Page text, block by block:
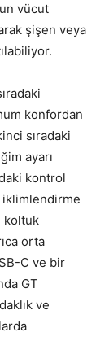
vücut
şişen veya
konfordan
sıradaki
ayarı
kontrol
iklimlendirme
koltuk
orta
C ve bir
GT
ve